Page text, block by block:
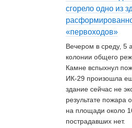
сгорело одно из
«первоходов»
Вечером в среду, 5
колонии общего
Камне вспыхнул
ИК-29 произошла
здание сейчас не
результате пожара
на площади около
пострадавших нет.